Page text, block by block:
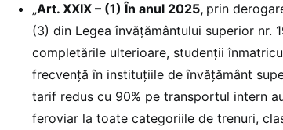
„Art. XXIX – (1) În anul 2025, prin
(3) din Legea învăţământului superior nr.
completările ulterioare, studenţii
frecvenţă în instituţiile de învăţământ
tarif redus cu 90% pe transportul intern
feroviar la toate categoriile de trenuri,